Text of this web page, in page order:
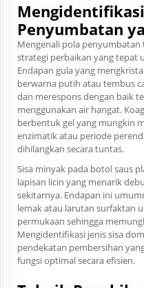
Mengidentifikasi
Penyumbatan
Mengenali pola
strategi perbaikan yang tepat
Endapan gula yang
berwarna putih atau tembus
dan merespons dengan baik
menggunakan air hangat.
berbentuk gel yang mungkin
enzimatik atau periode
dihilangkan secara tuntas.
Sisa minyak pada botol saus
lapisan licin yang menarik
sekitarnya. Endapan ini
lemak atau larutan surfaktan
permukaan sehingga
Mengidentifikasi jenis sisa
pendekatan pembersihan
fungsi optimal secara efisien.